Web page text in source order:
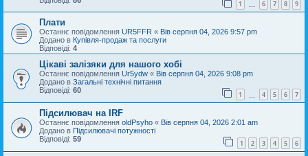
1 6 7 8 9
Плати
Останнє повідомлення UR5FFR « Вів серпня 04, 2026 9:57 pm
Додано в Купівля-продаж та послуги
Відповіді: 4
Цікаві залізяки для нашого хобі
Останнє повідомлення Ur5ydw « Вів серпня 04, 2026 9:08 pm
Додано в Загальні технічні питання
Відповіді: 60 1 4 5 6 7
Підсилювач на IRF
Останнє повідомлення oldPsyho « Вів серпня 04, 2026 2:01 am
Додано в Підсилювачі потужності
Відповіді: 59 1 2 3 4 5 6